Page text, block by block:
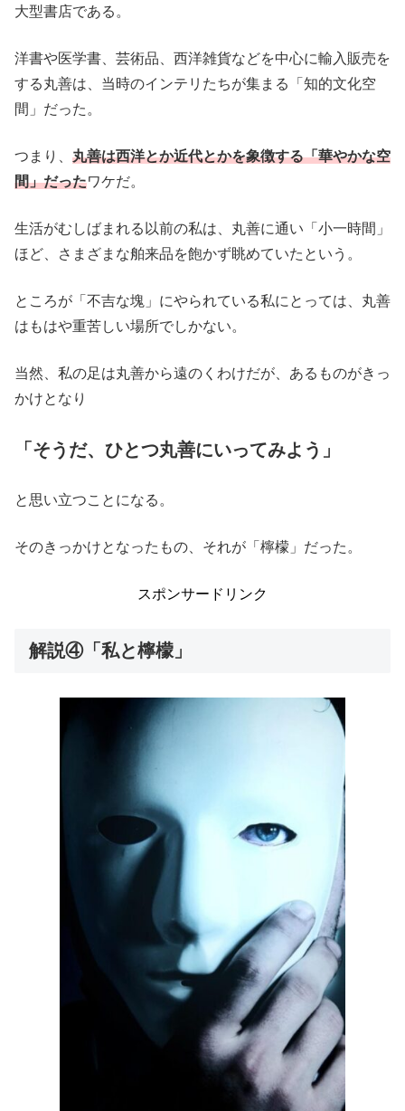
大型書店である。
洋書や医学書、芸術品、西洋雑貨などを中心に輸入販売を
する丸善は、当時のインテリたちが集まる「知的文化空
間」だった。
つまり、 丸善は西洋とか近代とかを象徴する「華やかな空
間」だったワケだ。
生活がむしばまれる以前の私は、丸善に通い「小一時間」
ほど、さまざまな舶来品を飽かず眺めていたという。
ところが「不吉な塊」にやられている私にとっては、丸善
はもはや重苦しい場所でしかない。
当然、私の足は丸善から遠のくわけだが、あるものがきっ
かけとなり
「そうだ、ひとつ丸善にいってみよう」
と思い立つことになる。
そのきっかけとなったもの、それが「檸檬」だった。
スポンサードリンク
解説④「私と檸檬」